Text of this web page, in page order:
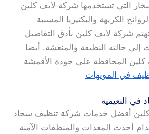
التي تستخدمها شركة لايف كلين
الكريهة والبكتيريا المسببة
شركة لايف كلين بأدق التفاصيل
إلى حالته النظيفة والمنعشة. أيضا
المحافظة على جودة الأقمشة
في المويهات
النعيمية
أفضل خدمات شركة تنظيف سجاد
أحدث المعدات والمنظفات الآمنة